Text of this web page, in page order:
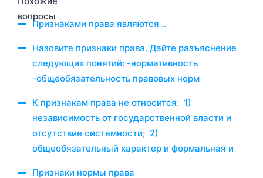
Признаками права являются ..
Назовите признаки права. Дайте разъяснение
следующих понятий: -нормативность
-общеобязательность правовых норм
К признакам права не относится: 1)
независимость от государственной власти и
отсутствие системности; 2)
общеобязательный характер и формальная и
Признаки нормы права